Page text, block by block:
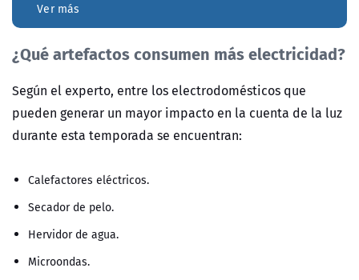
Ver más
¿Qué artefactos consumen más electricidad?
Según el experto, entre los electrodomésticos que
pueden generar un mayor impacto en la cuenta de la luz
durante esta temporada se encuentran:
Calefactores eléctricos.
Secador de pelo.
Hervidor de agua.
Microondas.